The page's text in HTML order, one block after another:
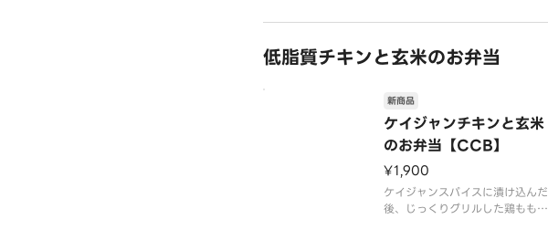
タンパク質
チキンそのものに味がしっかりつ
いているため、ソースをかけなく
けます
必要な場合、お好みでソースを追
加
低脂質チキンと玄米のお弁当
ケイジャンチキンと玄米
のお弁当【CCB】
新商品
¥1,900
ケイジャンスパイスに漬け込んだ
後、じっくりグリルした鶏もも肉